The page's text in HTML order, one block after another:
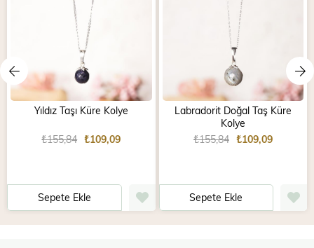
Yıldız Taşı Küre Kolye
₺109,09
₺155,84
Sepete Ekle
Labradorit Doğal Taş Küre
Kolye
₺109,09
₺155,84
Sepete Ekle